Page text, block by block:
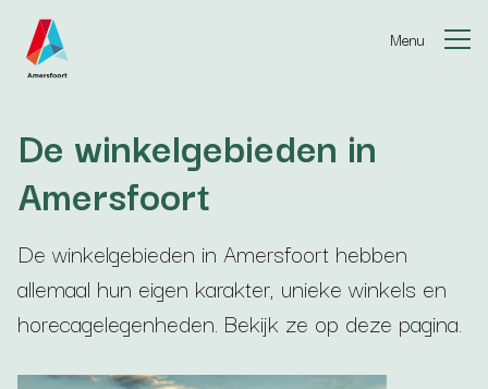
Menu
De winkelgebieden in
Amersfoort
De winkelgebieden in Amersfoort hebben
allemaal hun eigen karakter, unieke winkels en
horecagelegenheden. Bekijk ze op deze pagina.